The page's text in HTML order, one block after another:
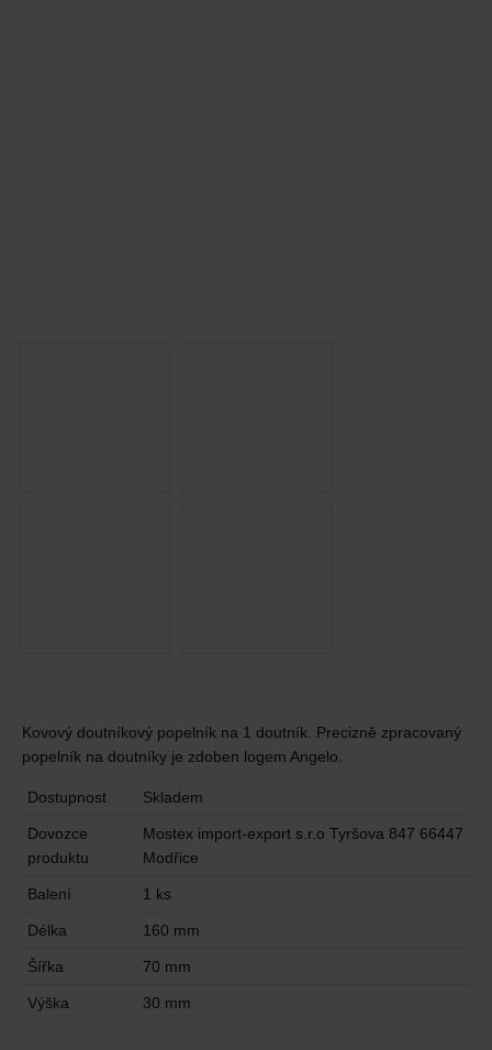
Kovový doutníkový popelník na 1 doutník. Precizně zpracovaný
popelník na doutníky je zdoben logem Angelo.
Dostupnost Skladem
Dovozce
produktu
Mostex import-export s.r.o Tyršova 847 66447
Modřice
Balení 1 ks
Délka 160 mm
Šířka 70 mm
Výška 30 mm